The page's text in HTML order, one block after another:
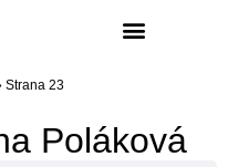
Strana 23
Poláková